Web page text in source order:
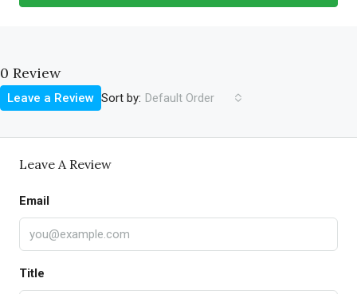
0 Review
Sort by: Default Order
Leave a Review
Leave A Review
Email
Title